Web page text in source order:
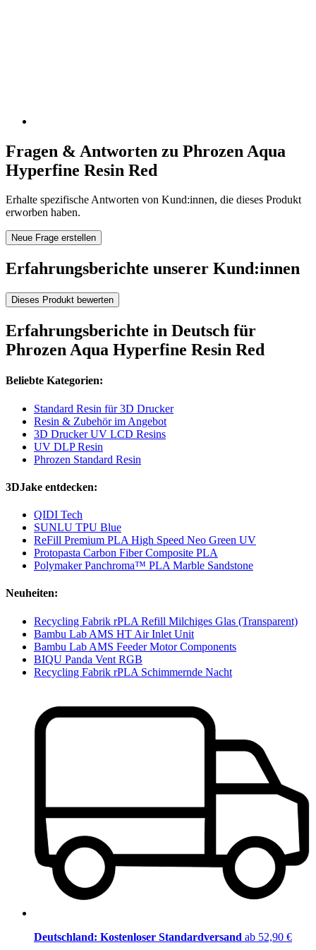
Fragen & Antworten zu Phrozen Aqua
Hyperfine Resin Red
Erhalte spezifische Antworten von Kund:innen, die dieses Produkt
erworben haben.
Neue Frage erstellen
Erfahrungsberichte unserer Kund:innen
Dieses Produkt bewerten
Erfahrungsberichte in Deutsch für
Phrozen Aqua Hyperfine Resin Red
Beliebte Kategorien:
Standard Resin für 3D Drucker
Resin & Zubehör im Angebot
3D Drucker UV LCD Resins
UV DLP Resin
Phrozen Standard Resin
3DJake entdecken:
QIDI Tech
SUNLU TPU Blue
ReFill Premium PLA High Speed Neo Green UV
Protopasta Carbon Fiber Composite PLA
Polymaker Panchroma™ PLA Marble Sandstone
Neuheiten:
Recycling Fabrik rPLA Refill Milchiges Glas (Transparent)
Bambu Lab AMS HT Air Inlet Unit
Bambu Lab AMS Feeder Motor Components
BIQU Panda Vent RGB
Recycling Fabrik rPLA Schimmernde Nacht
Deutschland: Kostenloser Standardversand ab 52,90 €